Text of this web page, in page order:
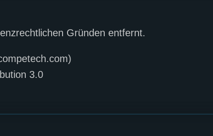
Gründen entfernt.
3.0